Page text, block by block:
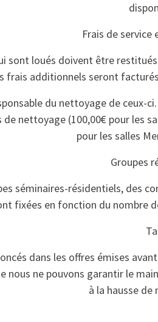
Frais de
sont loués doivent être
frais additionnels seront
du nettoyage de ceux-
de nettoyage (100,00€ pour les
pour les salles
Groupes
séminaires-résidentiels, des
fixées en fonction du nombre
dans les offres émises
nous ne pouvons garantir le
à la hausse